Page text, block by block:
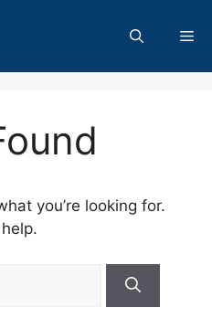
you’re looking for.